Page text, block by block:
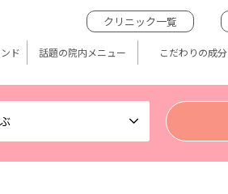
クリニック一覧
ド 話題の院内メニュー こだわりの成分